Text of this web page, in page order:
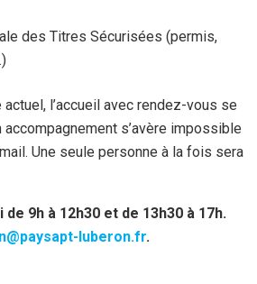
des Titres Sécurisées (permis,
l’accueil avec rendez-vous se
s’avère impossible
Une seule personne à la fois sera
9h à 12h30 et de 13h30 à 17h.
luberon.fr.